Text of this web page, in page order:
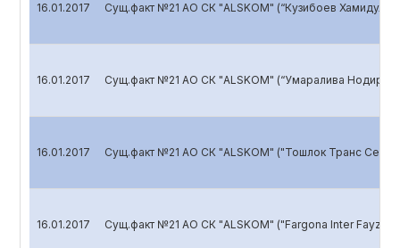
16.01.2017 Сущ.факт №21 АО СК "ALSKOM" (“Кузибоев
16.01.2017 Сущ.факт №21 АО СК "ALSKOM" (“Умаралива
16.01.2017 Сущ.факт №21 АО СК "ALSKOM" ("Тошлок Транс
16.01.2017 Сущ.факт №21 АО СК "ALSKOM" ("Fargona Inter Fayz"